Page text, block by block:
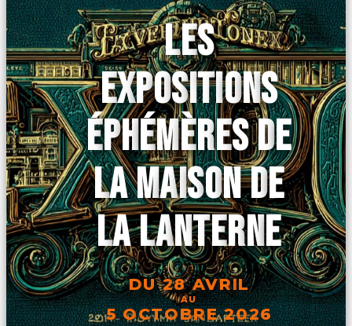
LES
EXPOSITIONS
ÉPHÉMÈRES DE
LA MAISON DE
LA LANTERNE
DU 28 AVRIL
AU
5 OCTOBRE 2026